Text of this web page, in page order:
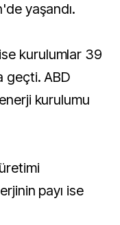
yaşandı.
kurulumlar 39
geçti. ABD
kurulumu
payı ise